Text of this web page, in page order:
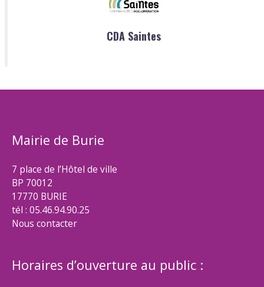
CDA Saintes
Mairie de Burie
7 place de l’Hôtel de ville
BP 70012
17770 BURIE
tél : 05.46.94.90.25
Nous contacter
Horaires d’ouverture au public :